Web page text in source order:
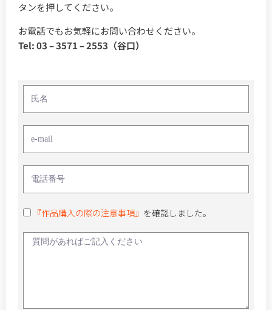
タンを押してください。
お電話でもお気軽にお問い合わせください。
Tel: 03 – 3571 – 2553（谷口）
『作品購入の際の注意事項』 を確認しました。